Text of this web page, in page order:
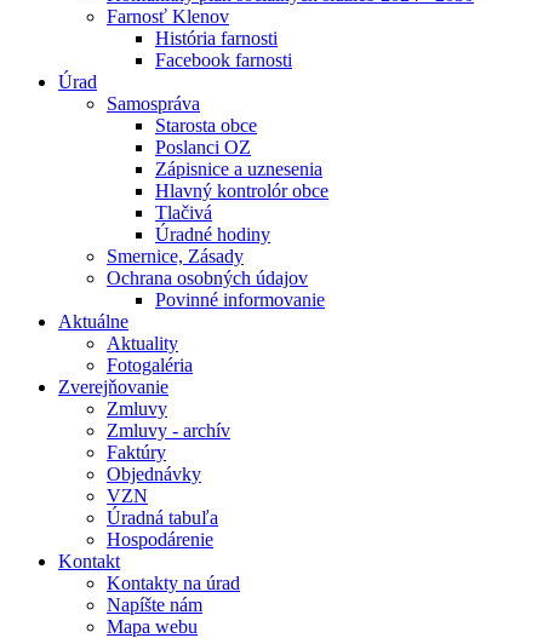
Farnosť Klenov
História farnosti
Facebook farnosti
Úrad
Samospráva
Starosta obce
Poslanci OZ
Zápisnice a uznesenia
Hlavný kontrolór obce
Tlačivá
Úradné hodiny
Smernice, Zásady
Ochrana osobných údajov
Povinné informovanie
Aktuálne
Aktuality
Fotogaléria
Zverejňovanie
Zmluvy
Zmluvy - archív
Faktúry
Objednávky
VZN
Úradná tabuľa
Hospodárenie
Kontakt
Kontakty na úrad
Napíšte nám
Mapa webu